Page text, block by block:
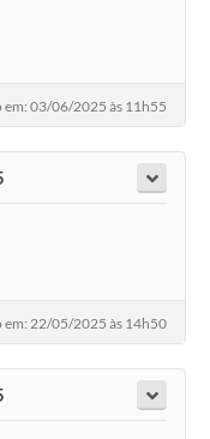
em: 03/06/2025 às 11h55
em: 22/05/2025 às 14h50